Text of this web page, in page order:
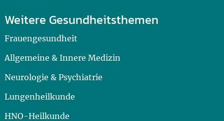
Weitere Gesundheitsthemen
Frauengesundheit
Allgemeine & Innere Medizin
Neurologie & Psychiatrie
Lungenheilkunde
HNO-Heilkunde